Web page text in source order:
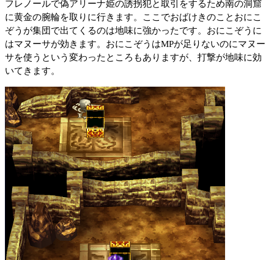
フレノールで偽アリーナ姫の誘拐犯と取引をするため南の洞窟
に黄金の腕輪を取りに行きます。ここでおばけきのことおにこ
ぞうが集団で出てくるのは地味に強かったです。おにこぞうに
はマヌーサが効きます。おにこぞうはMPが足りないのにマヌー
サを使うという変わったところもありますが、打撃が地味に効
いてきます。